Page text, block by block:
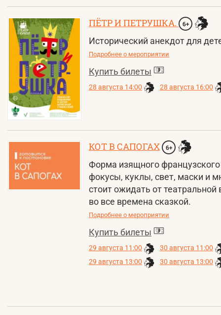
ПЁТР И ПЕТРУШКА. 6+
Исторический анекдот для
Подробнее о мероприятии
Купить билеты
28 августа 14:00 28 августа 16:00
КОТ В САПОГАХ 6+
Форма изящного
фокусы, куклы, свет, маски и
стоит ожидать от театральной
во все времена сказкой.
Подробнее о мероприятии
Купить билеты
29 августа 11:00
29 августа 13:00
30 августа 11:00
30 августа 13:00